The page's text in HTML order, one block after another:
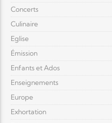
Concerts
Culinaire
Eglise
Émission
Enfants et Ados
Enseignements
Europe
Exhortation